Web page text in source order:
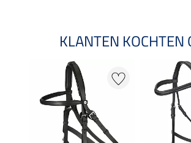
KLANTEN KOCHTEN